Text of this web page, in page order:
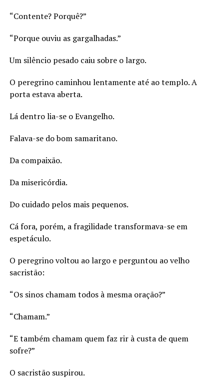
“Contente? Porquê?”
“Porque ouviu as gargalhadas.”
Um silêncio pesado caiu sobre o largo.
O peregrino caminhou lentamente até ao templo. A
porta estava aberta.
Lá dentro lia-se o Evangelho.
Falava-se do bom samaritano.
Da compaixão.
Da misericórdia.
Do cuidado pelos mais pequenos.
Cá fora, porém, a fragilidade transformava-se em
espetáculo.
O peregrino voltou ao largo e perguntou ao velho
sacristão:
“Os sinos chamam todos à mesma oração?”
“Chamam.”
“E também chamam quem faz rir à custa de quem
sofre?”
O sacristão suspirou.